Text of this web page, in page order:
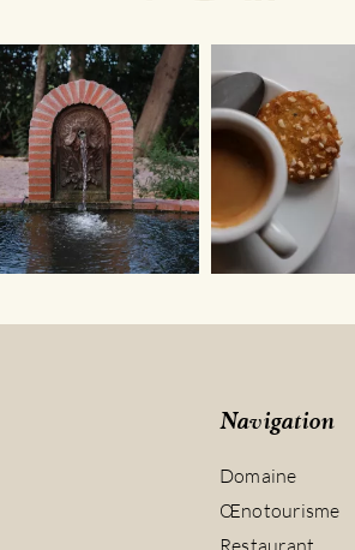
Navigation
Domaine
Œnotourisme